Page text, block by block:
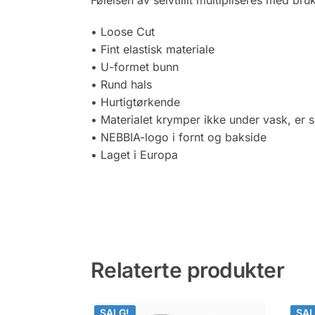
• Loose Cut
• Fint elastisk materiale
• U-formet bunn
• Rund hals
• Hurtigtørkende
• Materialet krymper ikke under vask, er
• NEBBIA-logo i fornt og bakside
• Laget i Europa
Relaterte produkter
SALG!
SALG!